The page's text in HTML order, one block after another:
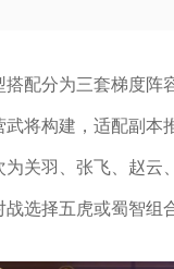
搭配分为三套梯度阵
将构建，适配副本
为关羽、张飞、赵
选择五虎或蜀智组